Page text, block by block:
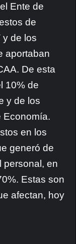
Ente de
de
y de los
aportaban
De esta
10% de
y de los
Economía.
en los
generó de
personal, en
Estas son
afectan, hoy